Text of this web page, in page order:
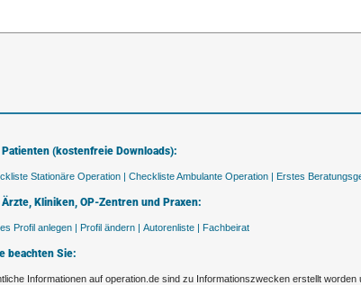
(kostenfreie Downloads):
Stationäre Operation | Checkliste Ambulante Operation | Erstes
Kliniken, OP-Zentren und Praxen:
Profil anlegen | Profil ändern | Autorenliste | Fachbeirat
beachten Sie:
Informationen auf operation.de sind zu Informationszwecken erstellt